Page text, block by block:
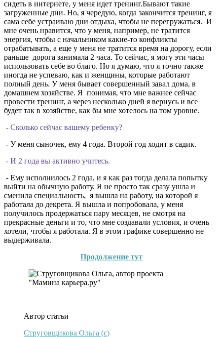
сидеть в интернете, у меня идет тренинг.Бывают такие
загруженные дни. Но, я чередую, когда закончится тренинг, я
сама себе устраиваю дни отдыха, чтобы не перегружаться. И
мне очень нравится, что у меня, например, не тратится
энергия, чтобы с начальником какие-то конфликты
отрабатывать, а еще у меня не тратится время на дорогу, если
раньше дорога занимала 2 часа. То сейчас, я могу эти часы
использовать себе во благо. Но я думаю, что я точно также
иногда не успеваю, как и женщины, которые работают
полный день. У меня бывает совершенный завал дома, в
домашнем хозяйстве. Я понимая, что мне важнее сейчас
провести тренинг, а через несколько дней я вернусь и все
будет так в хозяйстве, как бы мне хотелось на том уровне.
- Сколько сейчас вашему ребенку?
- У меня сыночек, ему 4 года. Второй год ходит в садик.
- И 2 года вы активно учитесь.
- Ему исполнилось 2 года, и я как раз тогда делала попытку
выйти на обычную работу. Я не просто так сразу ушла и
сменила специальность, я вышла на работу, на которой я
работала до декрета. Я вышла и попробовала, у меня
получилось продержаться пару месяцев, не смотря на
прекрасные деньги и то, что мне создавали условия, и очень
хотели, чтобы я работала. Я в этом графике совершенно не
выдерживала.
Продолжение тут
Автор статьи
Струговщикова Ольга (c)